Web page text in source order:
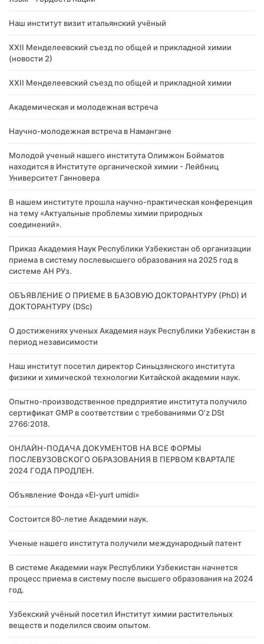
Наш институт визит итальянский учёный
XXII Менделеевский съезд по общей и прикладной химии
(новости 2)
XXII Менделеевский съезд по общей и прикладной химии
Академическая и молодежная встреча
Научно-молодежная встреча в Намангане
Молодой ученый нашего института Олимжон Бойматов
находится в Институте органической химии - Лейбниц
Университет Ганновера
В нашем институте прошла научно-практическая конференция
на тему «Актуальные проблемы химии природных
соединений».
Приказ Академия Наук Республики Узбекистан об организации
приема в систему послевысшего образования на 2025 год в
системе АН РУз.
​ОБЪЯВЛЕНИЕ О ПРИЕМЕ В БАЗОВУЮ ДОКТОРАНТУРУ (PhD) И
ДОКТОРАНТУРУ (DSc)
О достижениях ученых Академия наук Республики Узбекистан в
период независимости
Наш институт посетил директор Синьцзянского института
физики и химической технологии Китайской академии наук.
Опытно-производственное предприятие института получило
сертификат GMP в соответствии с требованиями O’z DSt
2766:2018.
ОНЛАЙН-ПОДАЧА ДОКУМЕНТОВ НА ВСЕ ФОРМЫ
ПОСЛЕВУЗОВСКОГО ОБРАЗОВАНИЯ В ПЕРВОМ КВАРТАЛЕ
2024 ГОДА ПРОДЛЕН.
Объявление Фонда «El-yurt umidi»
Состоится 80-летие Академии наук.
Ученые нашего института получили международный патент
В системе Академии наук Республики Узбекистан начнется
процесс приема в систему после высшего образования на 2024
год.
Узбекский учёный посетил Институт химии растительных
веществ и поделился своим опытом.